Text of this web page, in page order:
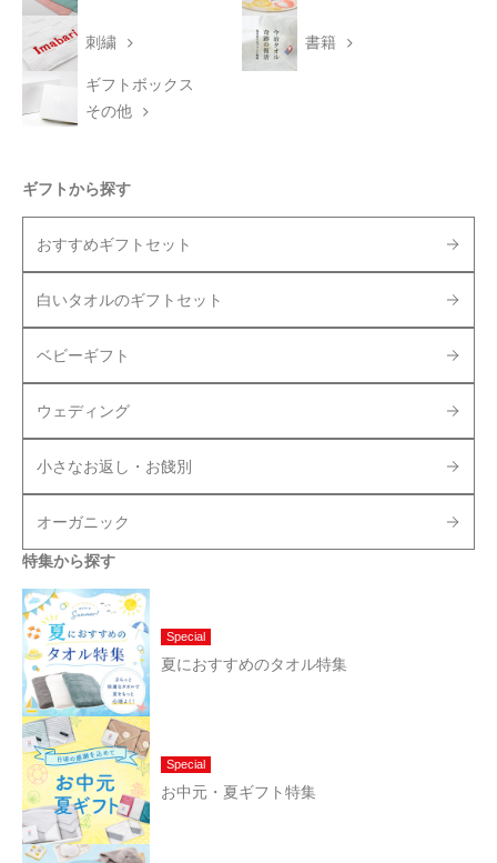
刺繍 書籍
ギフトボックス
その他
ギフトから探す
おすすめギフトセット
白いタオルのギフトセット
ベビーギフト
ウェディング
小さなお返し・お餞別
オーガニック
特集から探す
Special
夏におすすめのタオル特集
Special
お中元・夏ギフト特集